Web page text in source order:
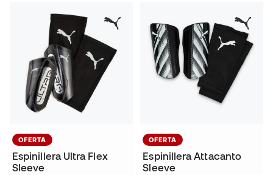
OFERTA
Espinillera Ultra Flex
Sleeve
OFERTA
Espinillera Attacanto
Sleeve